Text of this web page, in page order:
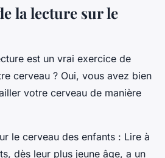
la lecture sur le
est un vrai exercice de
cerveau ? Oui, vous avez bien
votre cerveau de manière
le cerveau des enfants : Lire à
dès leur plus jeune âge, a un